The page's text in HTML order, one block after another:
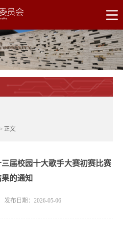
正文
届校园十大歌手大赛初赛比赛
的通知
发布日期：2026-05-06